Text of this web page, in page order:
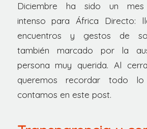
Diciembre ha sido un mes
intenso para África Directo:
encuentros y gestos de
también marcado por la
persona muy querida. Al
queremos recordar todo
contamos en este post.